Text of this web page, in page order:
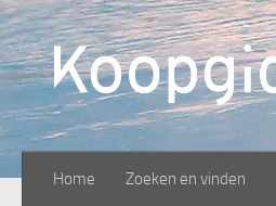
Doorgaan naar inhoud
Home Zoeken en vinden